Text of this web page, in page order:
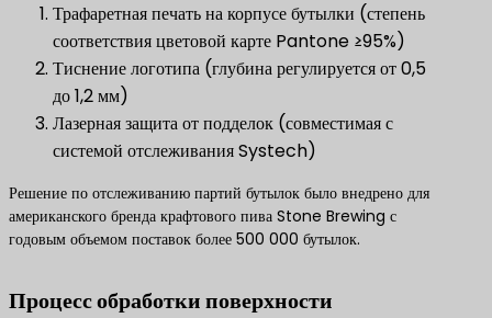
Трафаретная печать на корпусе бутылки (степень
соответствия цветовой карте Pantone ≥95%)
Тиснение логотипа (глубина регулируется от 0,5
до 1,2 мм)
Лазерная защита от подделок (совместимая с
системой отслеживания Systech)
Решение по отслеживанию партий бутылок было внедрено для
американского бренда крафтового пива Stone Brewing с
годовым объемом поставок более 500 000 бутылок.
Процесс обработки поверхности